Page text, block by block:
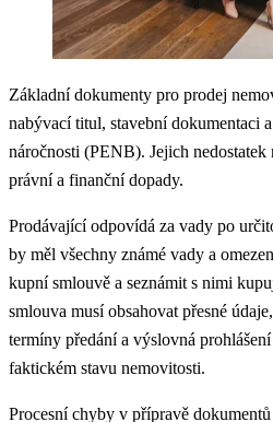
Základní dokumenty pro prodej
nabývací titul, stavební dokumentaci
náročnosti (PENB). Jejich nedostatek
právní a finanční dopady.
Prodávající odpovídá za vady po
by měl všechny známé vady a
kupní smlouvě a seznámit s nimi
smlouva musí obsahovat přesné
termíny předání a výslovná
faktickém stavu nemovitosti.
Procesní chyby v přípravě